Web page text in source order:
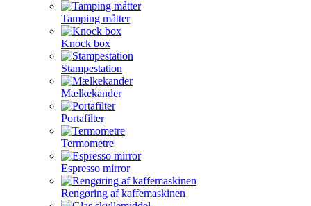
Tamping måtter
Knock box
Stampestation
Mælkekander
Portafilter
Termometre
Espresso mirror
Rengøring af kaffemaskinen